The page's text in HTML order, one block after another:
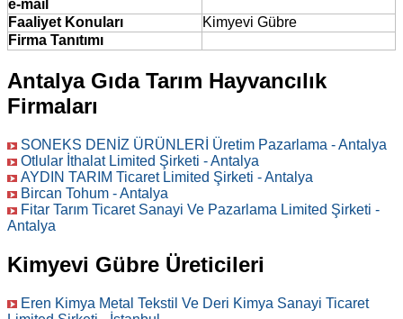
e-mail
Faaliyet Konuları
Kimyevi Gübre
Firma Tanıtımı
Antalya Gıda Tarım Hayvancılık
Firmaları
SONEKS DENİZ ÜRÜNLERİ Üretim Pazarlama - Antalya
Otlular İthalat Limited Şirketi - Antalya
AYDIN TARIM Ticaret Limited Şirketi - Antalya
Bircan Tohum - Antalya
Fitar Tarım Ticaret Sanayi Ve Pazarlama Limited Şirketi -
Antalya
Kimyevi Gübre Üreticileri
Eren Kimya Metal Tekstil Ve Deri Kimya Sanayi Ticaret